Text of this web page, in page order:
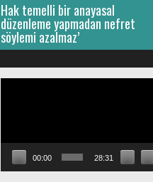
Hak temelli bir anayasal
düzenleme yapmadan nefret
söylemi azalmaz’
00:00 28:31